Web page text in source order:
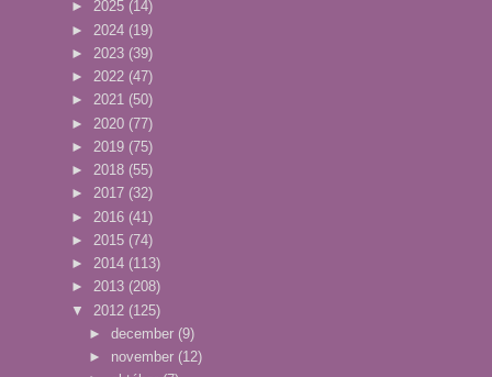
► 2025 (14)
► 2024 (19)
► 2023 (39)
► 2022 (47)
► 2021 (50)
► 2020 (77)
► 2019 (75)
► 2018 (55)
► 2017 (32)
► 2016 (41)
► 2015 (74)
► 2014 (113)
► 2013 (208)
▼ 2012 (125)
► december (9)
► november (12)